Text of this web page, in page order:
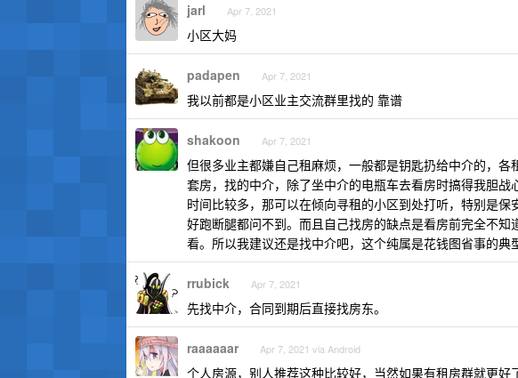
jarl Apr 7, 2021
小区大妈
padapen Apr 7, 2021
我以前都是小区业主交流群里找的 靠谱
shakoon Apr 7, 2021
但很多业主都嫌自己租麻烦，一般都是钥匙扔给中介的，
套房，找的中介，除了坐中介的电瓶车去看房时搞得我胆
时间比较多，那可以在倾向寻租的小区到处打听，特别是
好跑断腿都问不到。而且自己找房的缺点是看房前完全不
看。所以我建议还是找中介吧，这个纯属是花钱图省事的典
rrubick Apr 7, 2021
先找中介，合同到期后直接找房东。
raaaaaar Apr 7, 2021 via Android
个人房源，别人推荐这种比较好，当然如果有租房群就更好